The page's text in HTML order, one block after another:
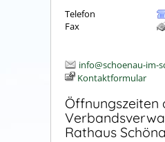
Telefon
Fax
info@schoenau-im-
Kontaktformular
Öffnungszeiten
Rathaus